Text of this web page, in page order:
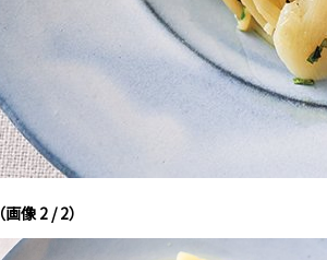
（画像 2 / 2）